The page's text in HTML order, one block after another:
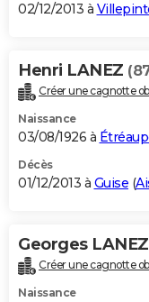
02/12/2013 à
Henri LANEZ
Créer une cagnotte
Naissance
03/08/1926 à
Décès
01/12/2013 à Guise (
Georges LANEZ
Créer une cagnotte
Naissance